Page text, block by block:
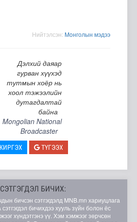
Нийтэлсэн: Moнголын мэдээ
Дэлхий даяар
гурван хүүхэд
тутмын хоёр нь
хоол тэжээлийн
дутагдалтай
байна
Mongolian National
Broadcaster
ТҮГЭЭХ
СЭТГЭГДЭЛ БИЧИХ:
бичсэн сэтгэгдэлд MNB.mn хариуцлага
бичихдээ хууль зүйн болон ёс
хүндэтгэнэ үү. Хэм хэмжээг зөрчсөн